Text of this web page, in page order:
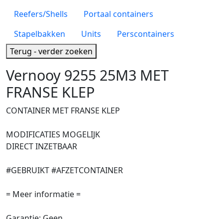
Reefers/Shells
Portaal containers
Stapelbakken
Units
Perscontainers
Terug - verder zoeken
Vernooy 9255 25M3 MET
FRANSE KLEP
CONTAINER MET FRANSE KLEP
MODIFICATIES MOGELIJK
DIRECT INZETBAAR
#GEBRUIKT #AFZETCONTAINER
= Meer informatie =